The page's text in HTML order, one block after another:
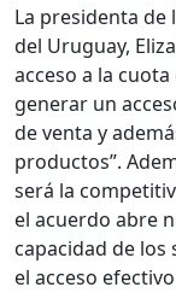
La presidenta de
del Uruguay,
acceso a la
generar un
de venta y
productos”.
será la
el acuerdo abre
capacidad de
el acceso